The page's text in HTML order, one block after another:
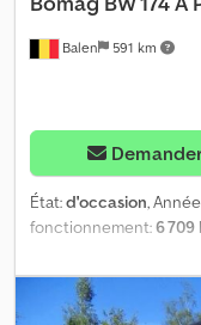
Balen 591 km
État:d'occasion,
fonctionnement:6 709
contacter Geert
Nzenjkr